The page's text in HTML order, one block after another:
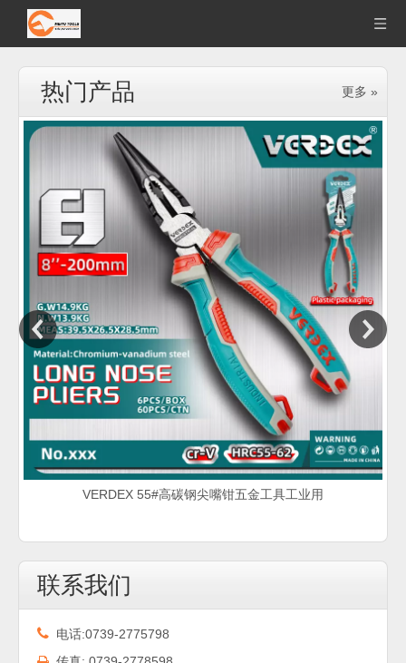
热门产品 更多 »
VERDEX 55#高碳钢尖嘴钳五金工具工业用
联系我们
 电话:0739-2775798